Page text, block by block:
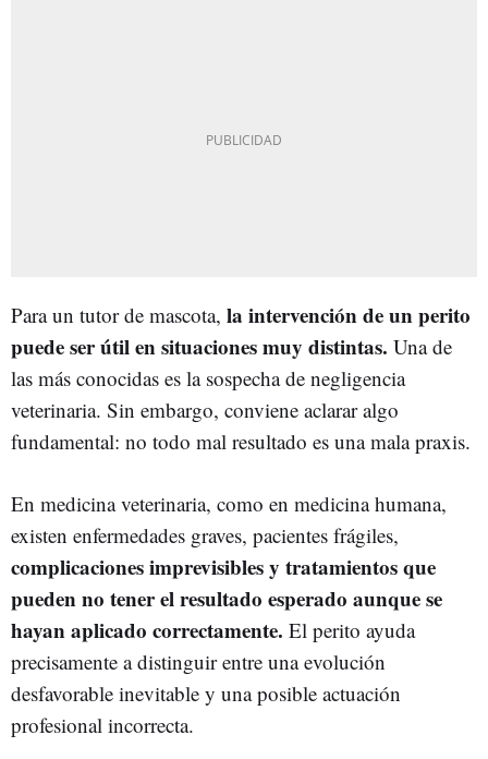
Para un tutor de mascota, la intervención de un perito
puede ser útil en situaciones muy distintas. Una de
las más conocidas es la sospecha de negligencia
veterinaria. Sin embargo, conviene aclarar algo
fundamental: no todo mal resultado es una mala praxis.
En medicina veterinaria, como en medicina humana,
existen enfermedades graves, pacientes frágiles,
complicaciones imprevisibles y tratamientos que
pueden no tener el resultado esperado aunque se
hayan aplicado correctamente. El perito ayuda
precisamente a distinguir entre una evolución
desfavorable inevitable y una posible actuación
profesional incorrecta.